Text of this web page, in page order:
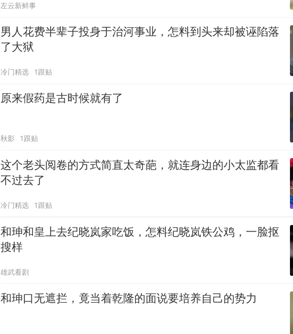
左云新鲜事
男人花费半辈子投身于治河事业，怎料到头来却被诬陷落
了大狱
冷门精选 1跟贴
原来假药是古时候就有了
秋影 1跟贴
这个老头阅卷的方式简直太奇葩，就连身边的小太监都看
不过去了
冷门精选 1跟贴
和珅和皇上去纪晓岚家吃饭，怎料纪晓岚铁公鸡，一脸抠
搜样
雄武看剧
和珅口无遮拦，竟当着乾隆的面说要培养自己的势力